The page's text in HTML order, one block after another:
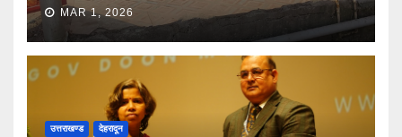
MAR 1, 2026
उत्तराखण्ड देहरादून